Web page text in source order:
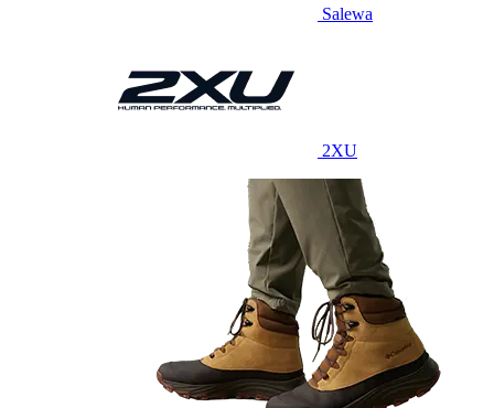
Salewa
2XU